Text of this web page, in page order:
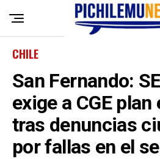
CHILE
San Fernando:
exige a CGE
tras denuncias
por fallas en el